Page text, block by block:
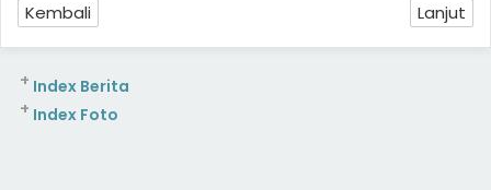
Kembali Lanjut
Index Berita
+
Index Foto
+